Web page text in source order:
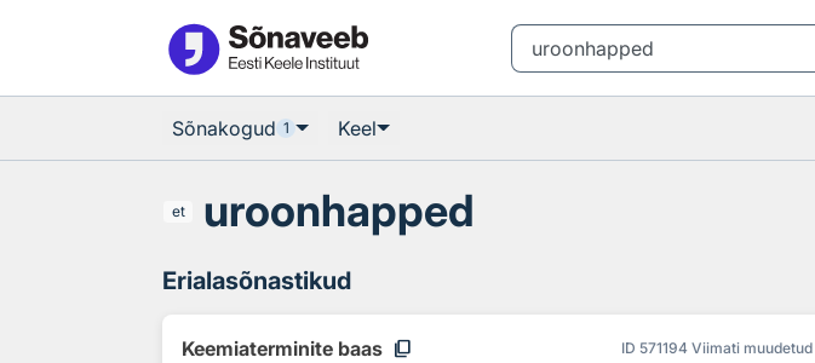
Sõnakogud 1 Keel
et uroonhapped
Erialasõnastikud
Keemiaterminite baas content_copy ID 571194 Viimati muudetud